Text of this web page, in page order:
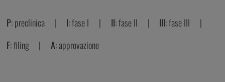
P: preclinica I: fase I II: fase II III: fase III
F: filing A: approvazione